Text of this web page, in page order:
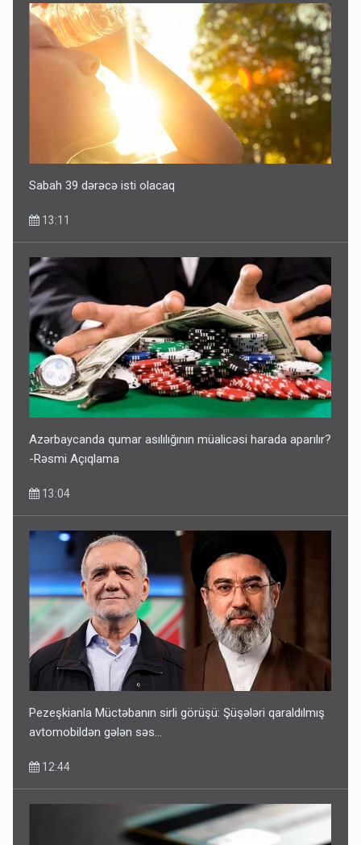
Sabah 39 dərəcə isti olacaq
13:11
Azərbaycanda qumar asılılığının müalicəsi harada aparılır?
-Rəsmi Açıqlama
13:04
Pezeşkianla Müctəbanın sirli görüşü: Şüşələri qaraldılmış
avtomobildən gələn səs...
12:44